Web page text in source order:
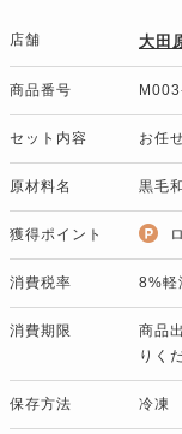
店舗 大田
商品番号
セット内容 お任
原材料名 黒毛
獲得ポイント
消費税率 8%軽
消費期限
商品
りく
保存方法 冷凍